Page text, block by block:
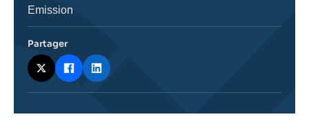
Catégorie
Emission
Partager